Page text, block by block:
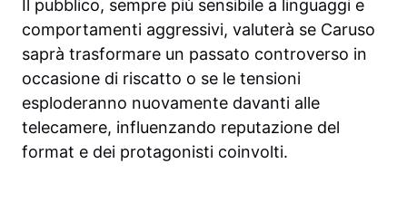
Il pubblico, sempre più sensibile a linguaggi e
comportamenti aggressivi, valuterà se Caruso
saprà trasformare un passato controverso in
occasione di riscatto o se le tensioni
esploderanno nuovamente davanti alle
telecamere, influenzando reputazione del
format e dei protagonisti coinvolti.